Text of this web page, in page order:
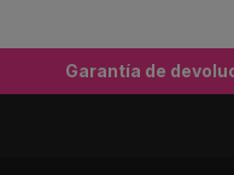
Garantía de